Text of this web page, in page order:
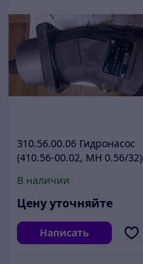
310.56.00.06 Гидронасос
(410.56-00.02, МН 0.56/32)
В наличии
Цену уточняйте
Написать